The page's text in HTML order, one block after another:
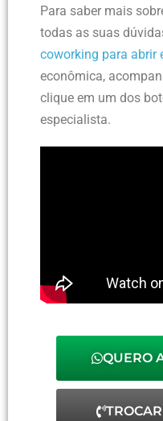
Para saber mais
todas as suas
coworking para abrir
econômica,
clique em um dos
especialista.
QUERO